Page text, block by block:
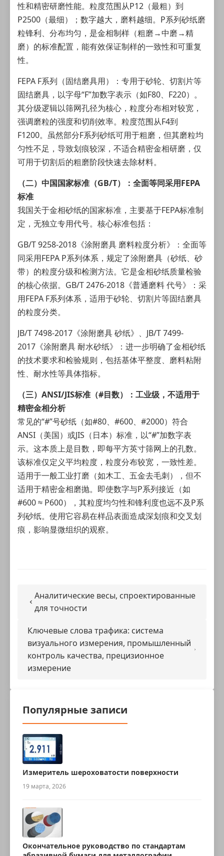
性和精密研磨性能。粒度范围从P12（最粗）到
P2500（最细）；数字越大，磨料越细。P系列砂纸磨
粒锋利、分布均匀，是金相制样（粗磨→中磨→精
磨）的标准配置，能有效保证制样的一致性和可重复
性。
FEPA F系列（固结磨具用）：专用于砂轮、切割片等
固结磨具，以字母“F”加数字表示（如F80、F220）。
其分级逻辑以筛网孔径为核心，粒度分布相对较宽，
强调磨粒的强度和切削效率。粒度范围从F4到
F1200。虽然部分F系列砂纸可用于粗磨，但其磨粒均
匀性不足，导致划痕较深，不适合精密金相研磨，仅
可用于切割后的粗磨阶段快速去除材料。
（二）中国国家标准（GB/T）：全面等同采用FEPA
标准
我国关于金相砂纸的国家标准，主要基于FEPA标准制
定，无独立专用代号。核心标准包括：
GB/T 9258-2018《涂附磨具 磨料粒度分析》：全面等
同采用FEPA P系列体系，规定了涂附磨具（砂纸、砂
带）的粒度分级和检测方法。它是金相砂纸质量检验
的核心依据。GB/T 2476-2018《普通磨料 代号》：采
用FEPA F系列体系，适用于砂轮、切割片等固结磨具
的粒度分类。
JB/T 7498-2017《涂附磨具 砂纸》、JB/T 7499-
2017《涂附磨具 耐水砂纸》：进一步明确了金相砂纸
的技术要求和检验规则，包括基体平整度、磨料粘附
性、耐水性等具体指标。
（三）ANSI/JIS标准（#目数）：工业级，不适用于
精密金相分析
常见的“#”号砂纸（如#80、#600、#2000）符合
ANSI（美国）或JIS（日本）标准，以“#”加数字表
示。这本质上是目数，即每平方英寸筛网上的孔数。
该标准仅定义平均粒度，粒度分布较宽，一致性差。
适用于一般工业打磨（如木工、五金去毛刺），但不
适用于精密金相磨抛。即使数字与P系列接近（如
#600 ≈ P600），其粒度均匀性和锋利度也远不及P系
列砂纸。使用它容易在样品表面造成深划痕和交叉划
痕，影响显微组织的观察。
Аналитические весы, спроектированные
для точности
Ключевые слова трафика: система
визуального измерения, промышленный
контроль качества, прецизионное
измерение
Популярные записи
Измеритель шероховатости поверхности
19 марта, 2026
Окончательное руководство по стандартам